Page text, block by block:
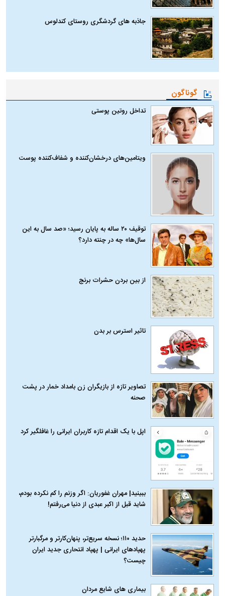
جاذبه های گردشگری روستای کندلوس
گوناگون
تداخل روتین پوستی
ویتامین‌های درخشان‌کننده و شفاف‌کننده پوست
توقیف ۲۰ ساله به پایان رسید؛ «صد سال به این
سال‌ها» چه در چنته دارد؟
از بین بردن حشرات برنج
تاثیر استرس بر بدن
تصاویر تازه از بازیگران زن بامداد خمار در پشت
صحنه
اپل با یک اقدام تازه کاربران ایرانی را غافلگیر کرد
ببینید| مهران غفوریان: اگر وزنم را کم نکرده بودم،
شاید قبل از اکبر عبدی از دنیا می‌رفتم!
حدید ۱۱۰؛ نسخه سریع‌تر، پنهان‌کارتر و مرگبارتر
پهپادهای ایرانی | پهپاد انتحاری جدید ایران
چیست؟
بیماری‌ های شایع مردان